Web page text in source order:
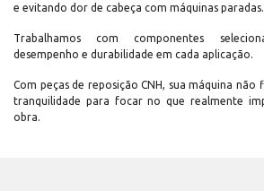
e evitando dor de cabeça com máquinas paradas.
Trabalhamos com componentes
desempenho e durabilidade em cada aplicação.
Com peças de reposição CNH, sua máquina não
tranquilidade para focar no que realmente
obra.